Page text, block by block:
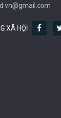
XÃ HỘI